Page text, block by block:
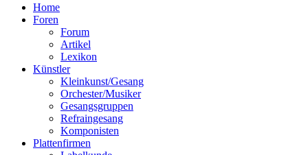
Home
Foren
Forum
Artikel
Lexikon
Künstler
Kleinkunst/Gesang
Orchester/Musiker
Gesangsgruppen
Refraingesang
Komponisten
Plattenfirmen